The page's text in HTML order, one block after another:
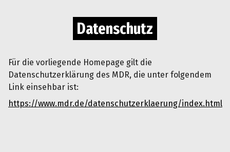
Datenschutz
Für die vorliegende Homepage gilt die
Datenschutzerklärung des MDR, die unter folgendem
Link einsehbar ist:
https://www.mdr.de/datenschutzerklaerung/index.html